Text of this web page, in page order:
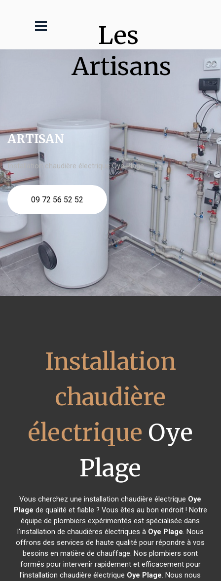
Les
Artisans
ARTISAN
Installation chaudière électrique Oye Plage
09 72 56 52 52
Installation
chaudière
électrique Oye
Plage
Vous cherchez une installation chaudière électrique Oye
Plage de qualité et fiable ? Vous êtes au bon endroit ! Notre
équipe de plombiers expérimentés est spécialisée dans
l'installation de chaudières électriques à Oye Plage. Nous
offrons des services de haute qualité pour répondre à vos
besoins en matière de chauffage. Nos plombiers sont
formés pour intervenir rapidement et efficacement pour
l'installation chaudière électrique Oye Plage. Nous nous